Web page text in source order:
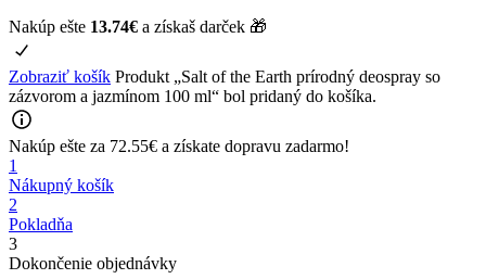
Nakúp ešte 13.74€ a získaš darček 🎁
Zobraziť košík Produkt „Salt of the Earth prírodný deospray so
zázvorom a jazmínom 100 ml“ bol pridaný do košíka.
Nakúp ešte za 72.55€ a získate dopravu zadarmo!
1
Nákupný košík
2
Pokladňa
3
Dokončenie objednávky